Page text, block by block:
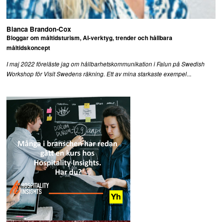
Bianca Brandon-Cox
Bloggar om måltidsturism, AI-verktyg, trender och hållbara
måltidskoncept
I maj 2022 föreläste jag om hållbarhetskommunikation i Falun på Swedish
Workshop för Visit Swedens räkning. Ett av mina starkaste exempel...